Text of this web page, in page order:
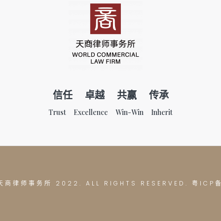
信任 卓越 共赢 传承
Trust Excellence Win-Win Inherit
律师事务所 2022. ALL RIGHTS RESERVED. 粤ICP